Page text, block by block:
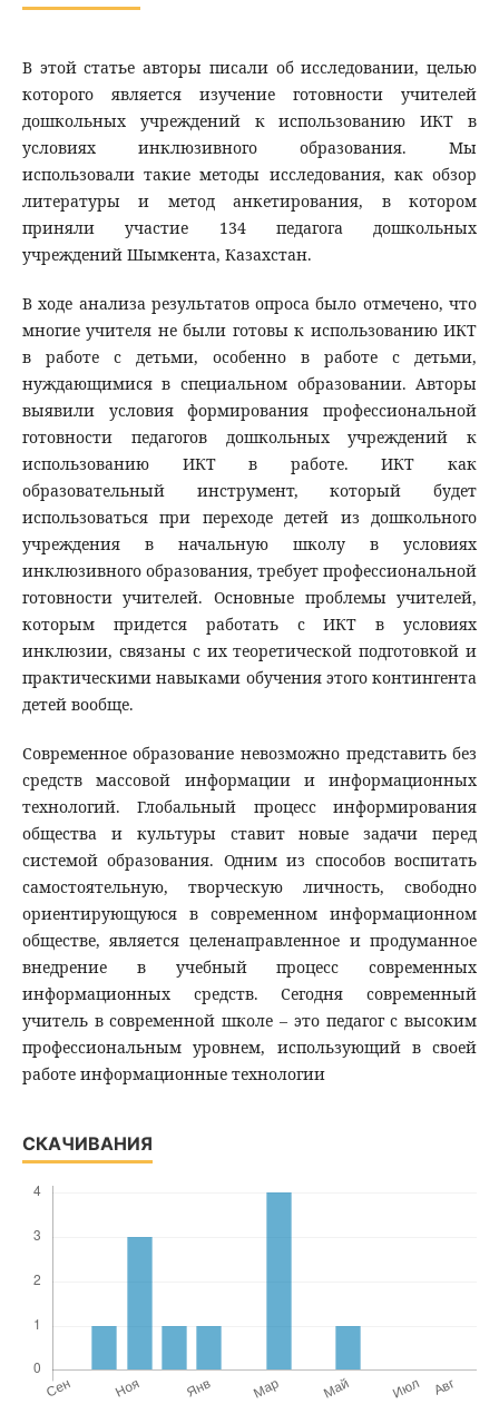
В этой статье авторы писали об исследовании, целью
которого является изучение готовности учителей
дошкольных учреждений к использованию ИКТ в
условиях инклюзивного образования. Мы
использовали такие методы исследования, как обзор
литературы и метод анкетирования, в котором
приняли участие 134 педагога дошкольных
учреждений Шымкента, Казахстан.
В ходе анализа результатов опроса было отмечено, что
многие учителя не были готовы к использованию ИКТ
в работе с детьми, особенно в работе с детьми,
нуждающимися в специальном образовании. Авторы
выявили условия формирования профессиональной
готовности педагогов дошкольных учреждений к
использованию ИКТ в работе. ИКТ как
образовательный инструмент, который будет
использоваться при переходе детей из дошкольного
учреждения в начальную школу в условиях
инклюзивного образования, требует профессиональной
готовности учителей. Основные проблемы учителей,
которым придется работать с ИКТ в условиях
инклюзии, связаны с их теоретической подготовкой и
практическими навыками обучения этого контингента
детей вообще.
Современное образование невозможно представить без
средств массовой информации и информационных
технологий. Глобальный процесс информирования
общества и культуры ставит новые задачи перед
системой образования. Одним из способов воспитать
самостоятельную, творческую личность, свободно
ориентирующуюся в современном информационном
обществе, является целенаправленное и продуманное
внедрение в учебный процесс современных
информационных средств. Сегодня современный
учитель в современной школе – это педагог с высоким
профессиональным уровнем, использующий в своей
работе информационные технологии
СКАЧИВАНИЯ